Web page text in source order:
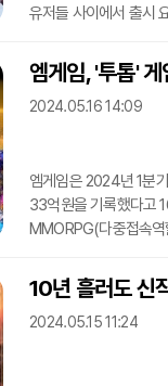
유저들 사이에서 출시
김효진 아나운서, 정인
한지훈 게임사업부문
이용자 질의에 답변했
엠게임, '투톱'
2024.05.16 14:09
엠게임은 2024년 1분
33억원을 기록했다고
MMORPG(다중접속역
매출 -5.7%, 영업이익
신규 서버 오픈으로 서
평준화를 유지하고 있
10년 흘러도 신
2024.05.15 11:24